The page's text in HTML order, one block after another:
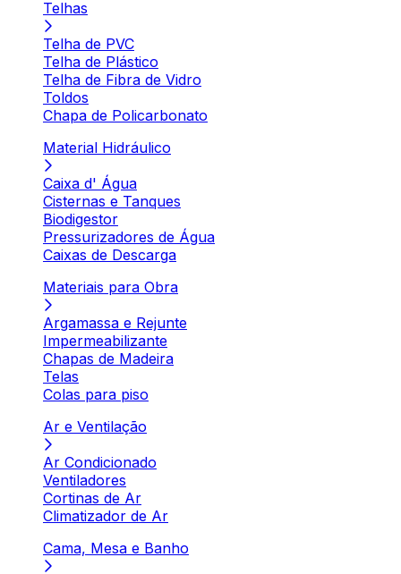
Telhas
Telha de PVC
Telha de Plástico
Telha de Fibra de Vidro
Toldos
Chapa de Policarbonato
Material Hidráulico
Caixa d' Água
Cisternas e Tanques
Biodigestor
Pressurizadores de Água
Caixas de Descarga
Materiais para Obra
Argamassa e Rejunte
Impermeabilizante
Chapas de Madeira
Telas
Colas para piso
Ar e Ventilação
Ar Condicionado
Ventiladores
Cortinas de Ar
Climatizador de Ar
Cama, Mesa e Banho